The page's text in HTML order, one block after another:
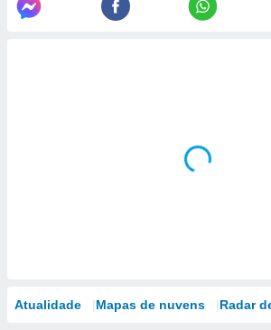
Atualidade Mapas de nuvens Radar